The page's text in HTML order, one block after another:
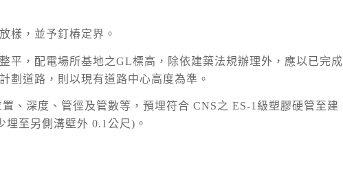
樣，並予釘樁定界。
平，配電場所基地之GL標高，除依建築法規辦理外，應以已完成
劃道路，則以現有道路中心高度為準。
、深度、管徑及管數等，預埋符合 CNS之 ES-1級塑膠硬管至建
至另側溝壁外 0.1公尺)。